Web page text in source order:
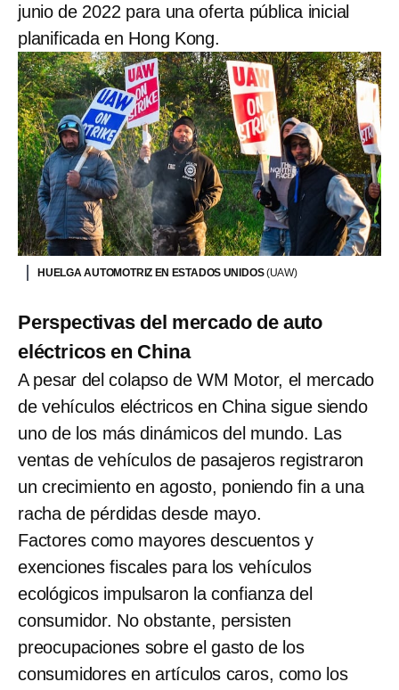
junio de 2022 para una oferta pública inicial
planificada en Hong Kong.
HUELGA AUTOMOTRIZ EN ESTADOS UNIDOS(UAW)
Perspectivas del mercado de auto
eléctricos en China
A pesar del colapso de WM Motor, el mercado
de vehículos eléctricos en China sigue siendo
uno de los más dinámicos del mundo. Las
ventas de vehículos de pasajeros registraron
un crecimiento en agosto, poniendo fin a una
racha de pérdidas desde mayo.
Factores como mayores descuentos y
exenciones fiscales para los vehículos
ecológicos impulsaron la confianza del
consumidor. No obstante, persisten
preocupaciones sobre el gasto de los
consumidores en artículos caros, como los